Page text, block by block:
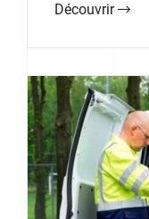
Découvrir